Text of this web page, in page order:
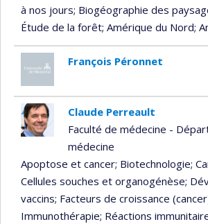
à nos jours; Biogéographie des
Étude de la forêt; Amérique du Nord;
François Péronnet
Claude Perreault
Faculté de médecine -
médecine
Apoptose et cancer; Biotechnologie;
Cellules souches et organogénèse;
vaccins; Facteurs de croissance
Immunothérapie; Réactions